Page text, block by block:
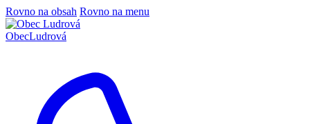
Rovno na obsah Rovno na menu
ObecLudrová